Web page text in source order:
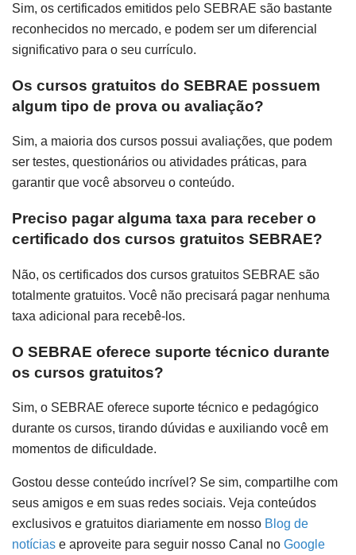
Sim, os certificados emitidos pelo SEBRAE são bastante
reconhecidos no mercado, e podem ser um diferencial
significativo para o seu currículo.
Os cursos gratuitos do SEBRAE possuem
algum tipo de prova ou avaliação?
Sim, a maioria dos cursos possui avaliações, que podem
ser testes, questionários ou atividades práticas, para
garantir que você absorveu o conteúdo.
Preciso pagar alguma taxa para receber o
certificado dos cursos gratuitos SEBRAE?
Não, os certificados dos cursos gratuitos SEBRAE são
totalmente gratuitos. Você não precisará pagar nenhuma
taxa adicional para recebê-los.
O SEBRAE oferece suporte técnico durante
os cursos gratuitos?
Sim, o SEBRAE oferece suporte técnico e pedagógico
durante os cursos, tirando dúvidas e auxiliando você em
momentos de dificuldade.
Gostou desse conteúdo incrível? Se sim, compartilhe com
seus amigos e em suas redes sociais. Veja conteúdos
exclusivos e gratuitos diariamente em nosso Blog de
notícias e aproveite para seguir nosso Canal no Google